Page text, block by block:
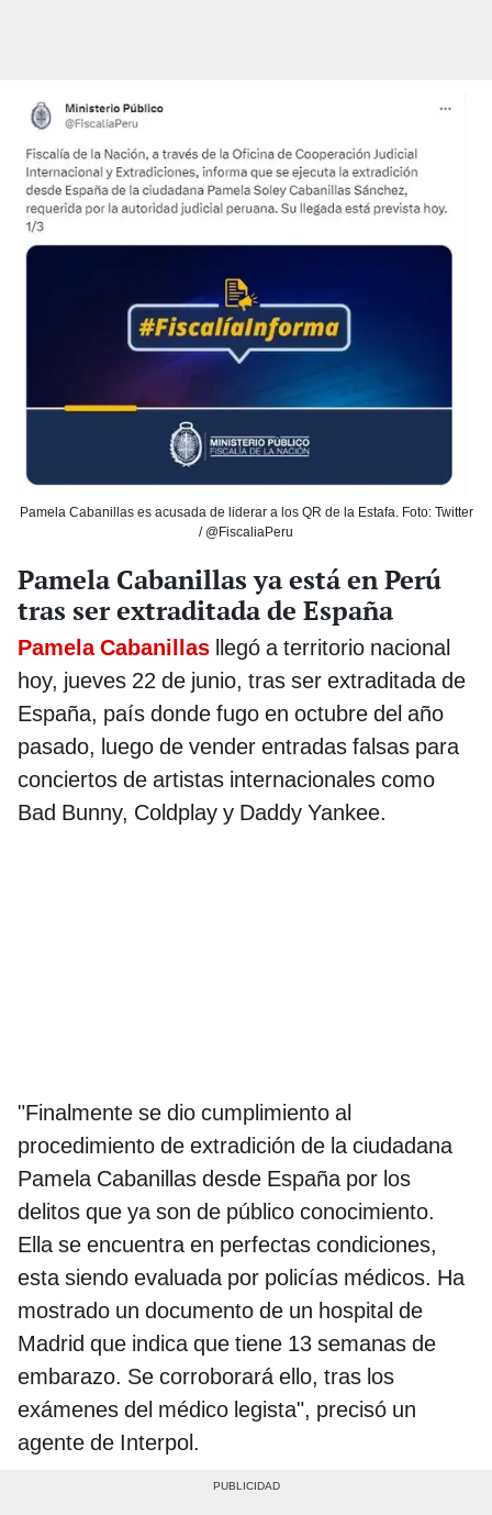
Pamela Cabanillas es acusada de liderar a los QR de la Estafa. Foto: Twitter
/ @FiscaliaPeru
Pamela Cabanillas ya está en Perú
tras ser extraditada de España
Pamela Cabanillas llegó a territorio nacional
hoy, jueves 22 de junio, tras ser extraditada de
España, país donde fugo en octubre del año
pasado, luego de vender entradas falsas para
conciertos de artistas internacionales como
Bad Bunny, Coldplay y Daddy Yankee.
"Finalmente se dio cumplimiento al
procedimiento de extradición de la ciudadana
Pamela Cabanillas desde España por los
delitos que ya son de público conocimiento.
Ella se encuentra en perfectas condiciones,
esta siendo evaluada por policías médicos. Ha
mostrado un documento de un hospital de
Madrid que indica que tiene 13 semanas de
embarazo. Se corroborará ello, tras los
exámenes del médico legista", precisó un
agente de Interpol.